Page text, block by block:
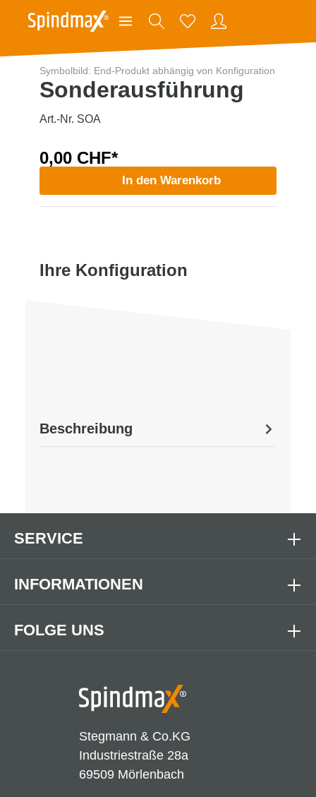
Symbolbild: End-Produkt abhängig von Konfiguration
Sonderausführung
Art.-Nr. SOA
0,00 CHF*
In den Warenkorb
Ihre Konfiguration
Beschreibung
Stegmann & Co.KG
Industriestraße 28a
69509 Mörlenbach
FOLGE UNS
SERVICE
INFORMATIONEN